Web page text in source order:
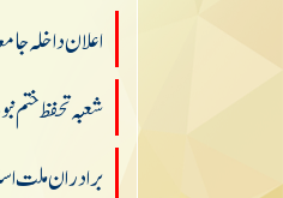
اعلان داخلہ
شعبہ تحفظ ختم
برادران ملت